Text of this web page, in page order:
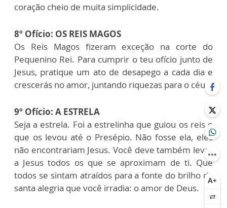
coração cheio de muita simplicidade.
8º Ofício: OS REIS MAGOS
Os Reis Magos fizeram exceção na corte do
Pequenino Rei. Para cumprir o teu ofício junto de
Jesus, pratique um ato de desapego a cada dia e
crescerás no amor, juntando riquezas para o céu.
9º Ofício: A ESTRELA
Seja a estrela. Foi a estrelinha que guiou os reis e
que os levou até o Presépio. Não fosse ela, eles
não encontrariam Jesus. Você deve também levar
a Jesus todos os que se aproximam de ti. Que
todos se sintam atraídos para a fonte do brilho da
santa alegria que você irradia: o amor de Deus.